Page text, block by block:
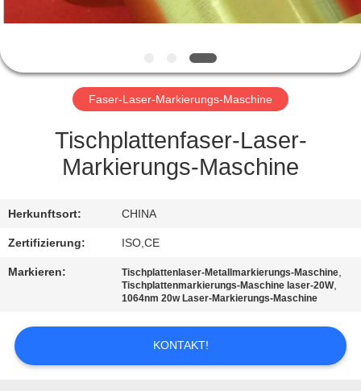
TRETEN
SIE
MIT
VERBINDUNG
FORDERN
SIE
EIN
SITEMAP
Faser-Laser-Markierungs-Maschine
Tischplattenfaser-Laser-
Markierungs-Maschine
Herkunftsort: CHINA
Zertifizierung: ISO,CE
Markieren: Tischplattenlaser-Metallmarkierungs-Maschine,
Tischplattenmarkierungs-Maschine laser-20W,
1064nm 20w Laser-Markierungs-Maschine
KONTAKT!